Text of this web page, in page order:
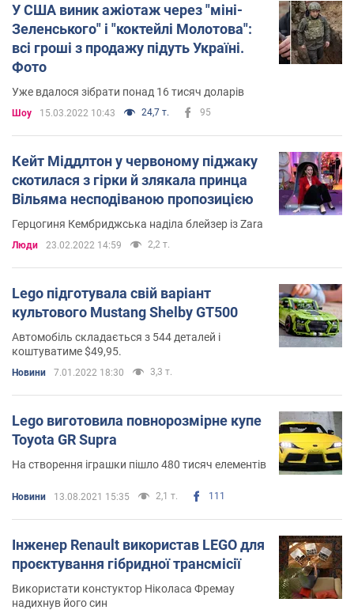
У США виник ажіотаж через "міні-
Зеленського" і "коктейлі Молотова":
всі гроші з продажу підуть Україні.
Фото
Уже вдалося зібрати понад 16 тисяч доларів
Шоу 15.03.2022 10:43 24,7 т. 95
Кейт Міддлтон у червоному піджаку
скотилася з гірки й злякала принца
Вільяма несподіваною пропозицією
Герцогиня Кембриджська наділа блейзер із Zara
Люди 23.02.2022 14:59 2,2 т.
Lego підготувала свій варіант
культового Mustang Shelby GT500
Автомобіль складається з 544 деталей і
коштуватиме $49,95.
Новини 7.01.2022 18:30 3,3 т.
Lego виготовила повнорозмірне купе
Toyota GR Supra
На створення іграшки пішло 480 тисяч елементів
Новини 13.08.2021 15:35 2,1 т. 111
Інженер Renault використав LEGO для
проєктування гібридної трансмісії
Використати констуктор Ніколаса Фремау
надихнув його син